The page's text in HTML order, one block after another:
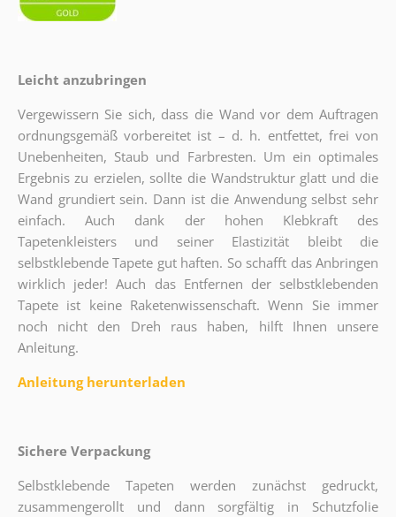
Leicht anzubringen
Vergewissern Sie sich, dass die Wand vor dem Auftragen
ordnungsgemäß vorbereitet ist – d. h. entfettet, frei von
Unebenheiten, Staub und Farbresten. Um ein optimales
Ergebnis zu erzielen, sollte die Wandstruktur glatt und die
Wand grundiert sein. Dann ist die Anwendung selbst sehr
einfach. Auch dank der hohen Klebkraft des
Tapetenkleisters und seiner Elastizität bleibt die
selbstklebende Tapete gut haften. So schafft das Anbringen
wirklich jeder! Auch das Entfernen der selbstklebenden
Tapete ist keine Raketenwissenschaft. Wenn Sie immer
noch nicht den Dreh raus haben, hilft Ihnen unsere
Anleitung.
Anleitung herunterladen
Sichere Verpackung
Selbstklebende Tapeten werden zunächst gedruckt,
zusammengerollt und dann sorgfältig in Schutzfolie